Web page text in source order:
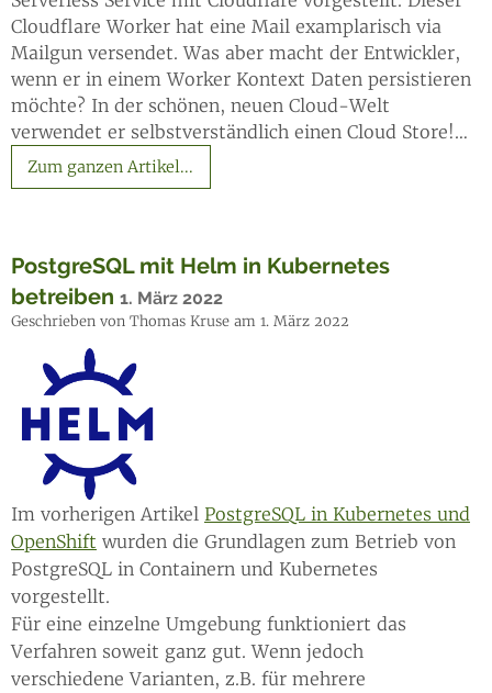
Cloudflare Worker hat eine Mail examplarisch via
Mailgun versendet. Was aber macht der Entwickler,
wenn er in einem Worker Kontext Daten persistieren
möchte? In der schönen, neuen Cloud-Welt
verwendet er selbstverständlich einen Cloud Store!…
Zum ganzen Artikel...
PostgreSQL mit Helm in Kubernetes
betreiben 1. März 2022
Geschrieben von Thomas Kruse am 1. März 2022
Im vorherigen Artikel PostgreSQL in Kubernetes und
OpenShift wurden die Grundlagen zum Betrieb von
PostgreSQL in Containern und Kubernetes
vorgestellt.
Für eine einzelne Umgebung funktioniert das
Verfahren soweit ganz gut. Wenn jedoch
verschiedene Varianten, z.B. für mehrere